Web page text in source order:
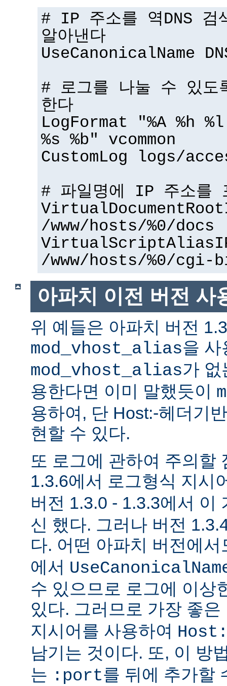
# IP 주소를 역DNS 검
알아낸다
UseCanonicalName
# 로그를 나눌 수 있도
한다
LogFormat "%A %h
%s %b" vcommon
CustomLog logs/
# 파일명에 IP 주소를
/www/hosts/%0/docs
/www/hosts/%0/cgi-
아파치 이전 버전 사
위 예들은 아파치 버전
mod_vhost_alias을 사
mod_vhost_alias가 없
용한다면 이미 말했듯이
용하여, 단 Host:-헤더기
현할 수 있다.
또 로그에 관하여 주의할
1.3.6에서 로그형식 지시
버전 1.3.0 - 1.3.3에서 이
신 했다. 그러나 버전
다. 어떤 아파치 버전에
에서
수 있으므로 로그에 이상
있다. 그러므로 가장 좋
지시어를 사용하여
남기는 것이다. 또, 이 방
는 :port를 뒤에 추가할